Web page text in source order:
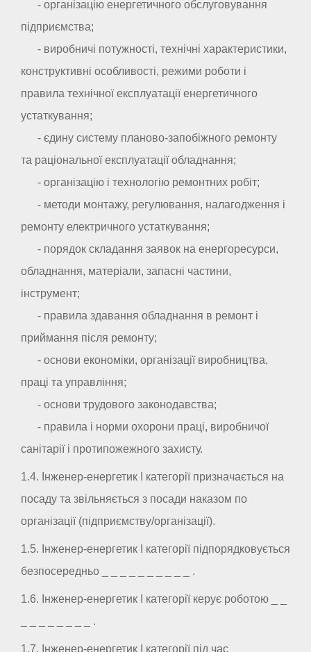
- організацію енергетичного обслуговування
підприємства;
- виробничі потужності, технічні характеристики,
конструктивні особливості, режими роботи і
правила технічної експлуатації енергетичного
устаткування;
- єдину систему планово-запобіжного ремонту
та раціональної експлуатації обладнання;
- організацію і технологію ремонтних робіт;
- методи монтажу, регулювання, налагодження і
ремонту електричного устаткування;
- порядок складання заявок на енергоресурси,
обладнання, матеріали, запасні частини,
інструмент;
- правила здавання обладнання в ремонт і
приймання після ремонту;
- основи економіки, організації виробництва,
праці та управління;
- основи трудового законодавства;
- правила і норми охорони праці, виробничої
санітарії і протипожежного захисту.
1.4. Інженер-енергетик I категорії призначається на
посаду та звільняється з посади наказом по
організації (підприємству/організації).
1.5. Інженер-енергетик I категорії підпорядковується
безпосередньо _ _ _ _ _ _ _ _ _ _ .
1.6. Інженер-енергетик I категорії керує роботою _ _
_ _ _ _ _ _ _ _ .
1.7. Інженер-енергетик I категорії під час